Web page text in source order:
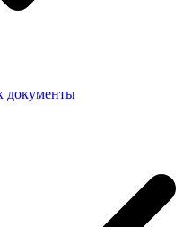
документы